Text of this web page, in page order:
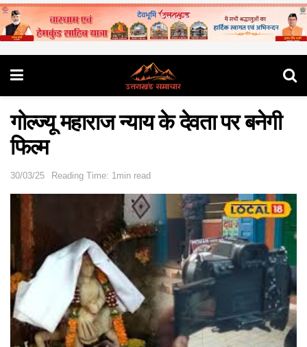
गोल्ज्यू महाराज न्याय के देवता पर बनेगी
फिल्म
30/03/25 Reading Time: 1min read